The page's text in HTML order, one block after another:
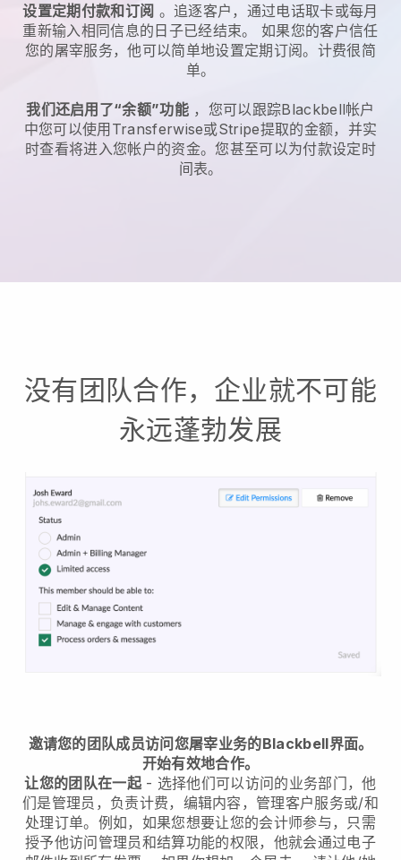
设置定期付款和订阅 。追逐客户，通过电话取卡或每月
重新输入相同信息的日子已经结束。 如果您的客户信任
您的屠宰服务，他可以简单地设置定期订阅。 计费很简
单。
我们还启用了“余额”功能 ，您可以跟踪Blackbell帐户
中您可以使用Transferwise或Stripe提取的金额，并实
时查看将进入您帐户的资金。您甚至可以为付款设定时
间表。
没有团队合作，企业就不可能
永远蓬勃发展
邀请您的团队成员访问您屠宰业务的Blackbell界面。
开始有效地合作。
让您的团队在一起- 选择他们可以访问的业务部门，他
们是管理员，负责计费，编辑内容，管理客户服务或/和
处理订单。例如，如果您想要让您的会计师参与，只需
授予他访问管理员和结算功能的权限，他就会通过电子